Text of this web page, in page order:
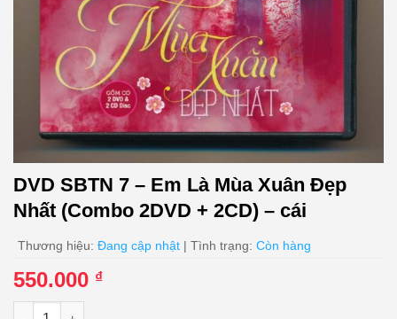
DVD SBTN 7 – Em Là Mùa Xuân Đẹp
Nhất (Combo 2DVD + 2CD) – cái
Thương hiệu: Đang cập nhật | Tình trạng: Còn hàng
550.000 ₫
DVD SBTN 7 - Em Là Mùa Xuân Đẹp Nhất (Combo 2DVD +